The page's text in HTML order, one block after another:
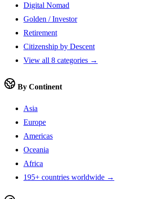
Digital Nomad
Golden / Investor
Retirement
Citizenship by Descent
View all 8 categories →
By Continent
Asia
Europe
Americas
Oceania
Africa
195+ countries worldwide →